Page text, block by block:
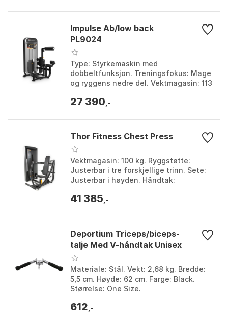
Impulse Ab/low back
PL9024
Type: Styrkemaskin med
dobbeltfunksjon. Treningsfokus: Mage
og ryggens nedre del. Vektmagasin: 113
Størrelse: One Size.
27 390 ,-
Thor Fitness Chest Press
Vektmagasin: 100 kg. Ryggstøtte:
Justerbar i tre forskjellige trinn. Sete:
Justerbar i høyden. Håndtak:
41 385 ,-
Deportium Triceps/biceps-
talje Med V-håndtak Unisex
Materiale: Stål. Vekt: 2,68 kg. Bredde:
5,5 cm. Høyde: 62 cm. Farge: Black.
Størrelse: One Size.
612 ,-